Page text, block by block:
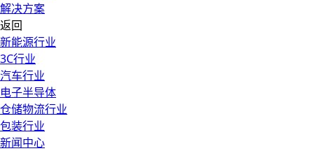
解决方案
返回
新能源行业
3C行业
汽车行业
电子半导体
仓储物流行业
包装行业
新闻中心